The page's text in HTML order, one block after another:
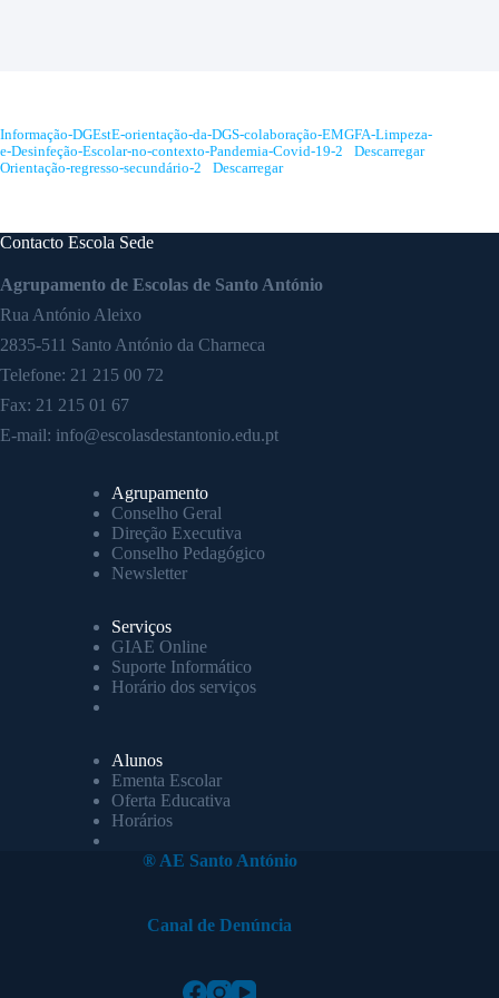
Informação-DGEstE-orientação-da-DGS-colaboração-EMGFA-Limpeza-
e-Desinfeção-Escolar-no-contexto-Pandemia-Covid-19-2
Descarregar
Orientação-regresso-secundário-2
Descarregar
Contacto Escola Sede
Agrupamento de Escolas de Santo António
Rua António Aleixo
2835-511 Santo António da Charneca
Telefone: 21 215 00 72
Fax: 21 215 01 67
E-mail: info@escolasdestantonio.edu.pt
Agrupamento
Conselho Geral
Direção Executiva
Conselho Pedagógico
Newsletter
Serviços
GIAE Online
Suporte Informático
Horário dos serviços
Alunos
Ementa Escolar
Oferta Educativa
Horários
® AE Santo António
Canal de Denúncia